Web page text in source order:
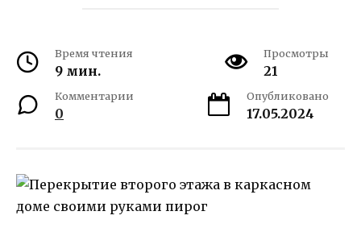
Время чтения
9 мин.
Просмотры
21
Комментарии
0
Опубликовано
17.05.2024